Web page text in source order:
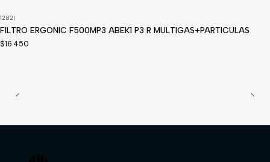
1282|
FILTRO ERGONIC F500MP3 ABEK1 P3 R MULTIGAS+PARTICULAS
$16.450